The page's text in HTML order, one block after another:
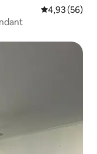
Note
4,93 (56)